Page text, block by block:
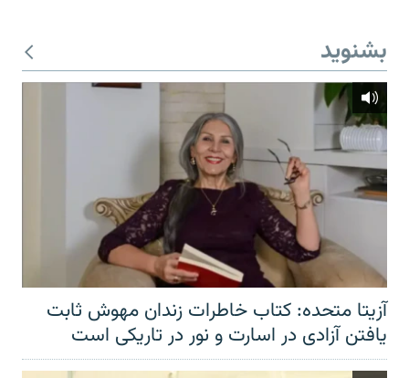
بشنوید
آزیتا متحده: کتاب خاطرات زندان مهوش ثابت
یافتن آزادی در اسارت و نور در تاریکی است